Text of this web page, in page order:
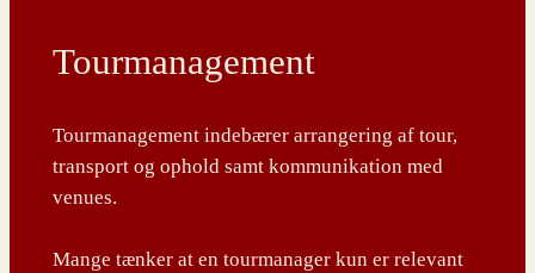
Tourmanagement
Tourmanagement indebærer arrangering af tour,
transport og ophold samt kommunikation med
venues.
Mange tænker at en tourmanager kun er relevant